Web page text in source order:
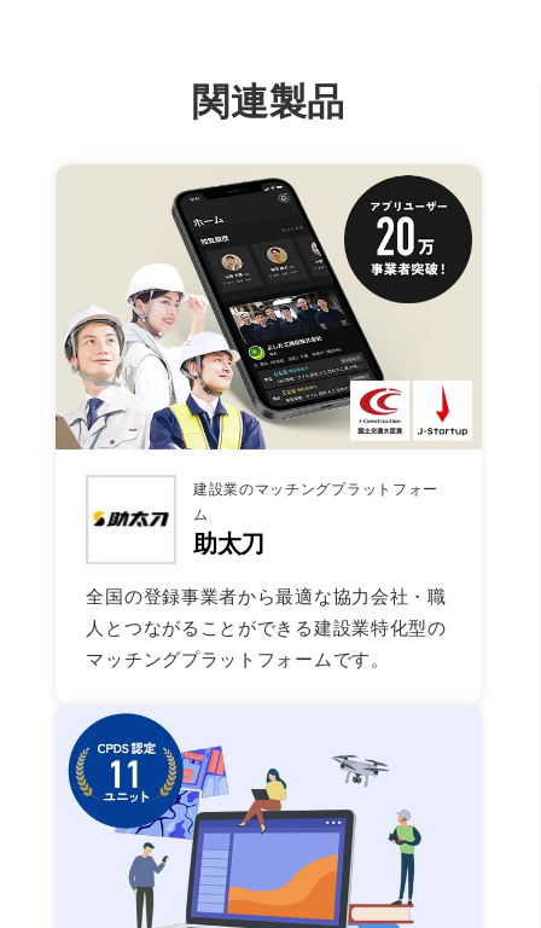
関連製品
建設業のマッチングプラットフォー
ム
助太刀
全国の登録事業者から最適な協力会社・職
人とつながることができる建設業特化型の
マッチングプラットフォームです。